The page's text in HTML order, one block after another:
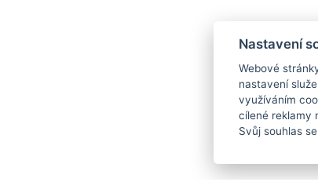
Nastavení
Webové
nastavení
využíváním
cílené reklamy
Svůj souhlas